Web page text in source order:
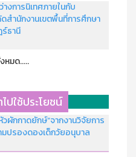
งการนิเทศภายในกับ
สำนักงานเขตพื้นที่การศึกษา
ธานี
หมด.....
ปใช้ประโยชน์
วผักกาดยักษ์”จากงานวิจัยการ
ปรองดองเด็กวัยอนุบาล